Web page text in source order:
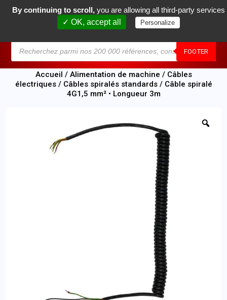
FOOTER
0
Accueil / Alimentation de machine / Câbles
électriques/ Câbles spiralés standards/ Câble spiralé
4G1,5 mm² • Longueur 3m
By continuing to scroll, you are allowing all third-party services
✓ OK, accept all
Personalize